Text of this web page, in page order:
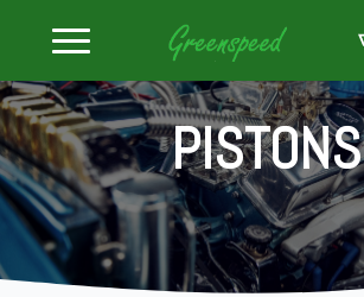
PISTONS
les filtres